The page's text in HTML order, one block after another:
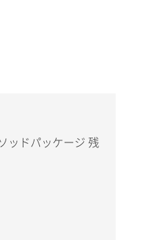
ッドパッケージ 残